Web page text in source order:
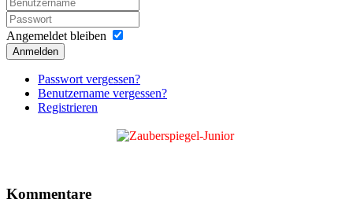
Angemeldet bleiben
Anmelden
Passwort vergessen?
Benutzername vergessen?
Registrieren
Kommentare